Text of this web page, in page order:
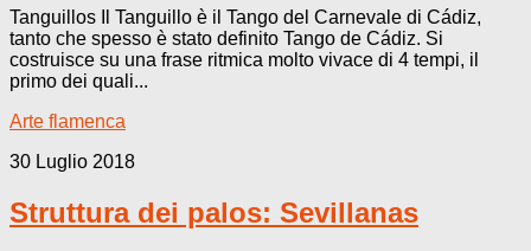
Tanguillos Il Tanguillo è il Tango del Carnevale di Cádiz,
tanto che spesso è stato definito Tango de Cádiz. Si
costruisce su una frase ritmica molto vivace di 4 tempi, il
primo dei quali...
Arte flamenca
30 Luglio 2018
Struttura dei palos: Sevillanas